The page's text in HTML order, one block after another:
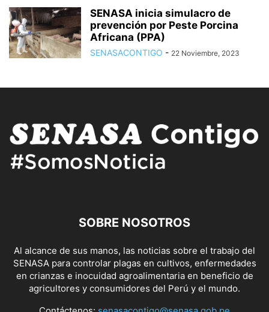
SENASA inicia simulacro de
prevención por Peste Porcina
Africana (PPA)
SENASACONTIGO - 22 Noviembre, 2023
SOBRE NOSOTROS
Al alcance de sus manos, las noticias sobre el trabajo del
SENASA para controlar plagas en cultivos, enfermedades
en crianzas e inocuidad agroalimentaria en beneficio de
agricultores y consumidores del Perú y el mundo.